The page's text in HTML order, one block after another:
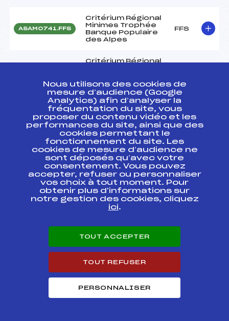
ASAM0741.FFS
Critérium Régional
Minimes Trophée
Banque Populaire
des Alpes
FFS
Critérium Régional
des Alpes
ASAM0721.FFS
SELECTION
MINIMES
TARENTAISE –
GEANT
FFS
ASAM0722.FFS
SELECTION
MINIMES
TARENTAISE –
SLALOM
FFS
ANAM0022.FFS
FRANCE
EXCELLENCE
COLLEGES
GARCONS 2009
FFS
UNSS des Collèges
ASAM0232.FFS
Critérium Régional
FFS
Nous utilisons des cookies de
mesure d’audience (Google
Analytics) afin d’analyser la
fréquentation du site, vous
proposer du contenu vidéo et les
performances du site, ainsi que des
cookies permettant le
fonctionnement du site. Les
cookies de mesure d’audience ne
sont déposés qu’avec votre
consentement. Vous pouvez
accepter, refuser ou personnaliser
vos choix à tout moment. Pour
obtenir plus d'informations sur
notre gestion des cookies, cliquez
ici.
TOUT ACCEPTER
TOUT REFUSER
PERSONNALISER